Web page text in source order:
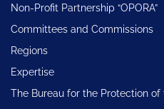
Non-Profit Partnership “OPORA”
Committees and Commissions
Regions
Expertise
The Bureau for the Protection